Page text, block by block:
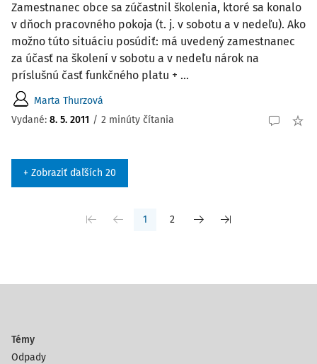
Zamestnanec obce sa zúčastnil školenia, ktoré sa konalo
v dňoch pracovného pokoja (t. j. v sobotu a v nedeľu). Ako
možno túto situáciu posúdiť: má uvedený zamestnanec
za účasť na školení v sobotu a v nedeľu nárok na
príslušnú časť funkčného platu + ...
Marta Thurzová
Vydané: 8. 5. 2011 / 2 minúty čítania
+ Zobraziť ďaľších 20
1 2
Témy
Odpady